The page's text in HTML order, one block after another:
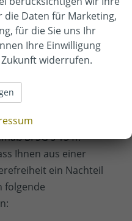
mittermueller.de
BFSG § 15 ff.
Ihnen aus einer
ein Nachteil
folgende
Daten für Marketing,
für die Sie uns Ihr
Ihre Einwilligung
widerrufen.